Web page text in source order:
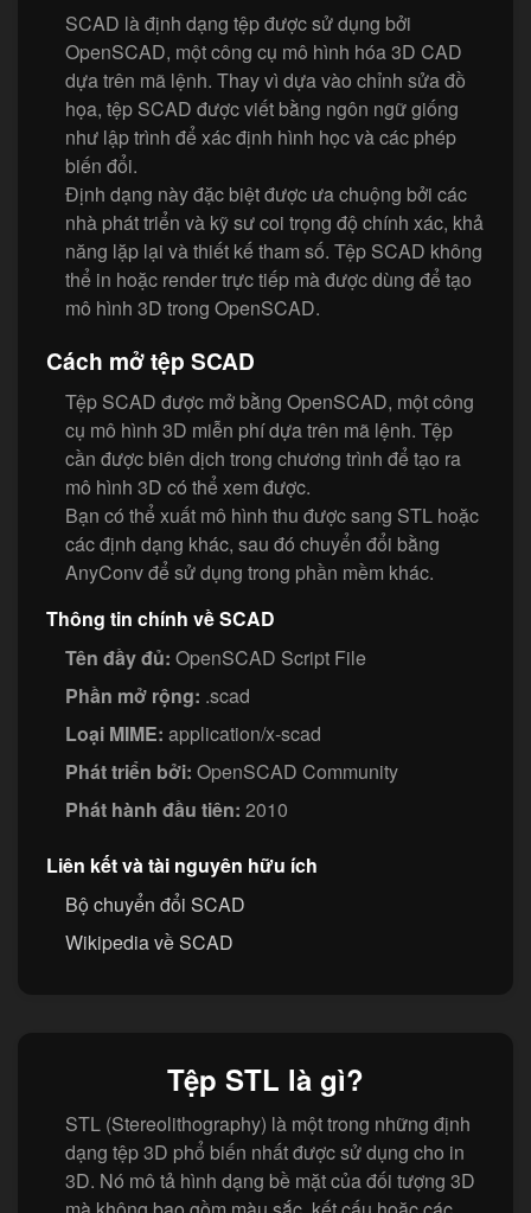
SCAD là định dạng tệp được sử dụng bởi
OpenSCAD, một công cụ mô hình hóa 3D CAD
dựa trên mã lệnh. Thay vì dựa vào chỉnh sửa đồ
họa, tệp SCAD được viết bằng ngôn ngữ giống
như lập trình để xác định hình học và các phép
biến đổi.
Định dạng này đặc biệt được ưa chuộng bởi các
nhà phát triển và kỹ sư coi trọng độ chính xác, khả
năng lặp lại và thiết kế tham số. Tệp SCAD không
thể in hoặc render trực tiếp mà được dùng để tạo
mô hình 3D trong OpenSCAD.
Cách mở tệp SCAD
Tệp SCAD được mở bằng OpenSCAD, một công
cụ mô hình 3D miễn phí dựa trên mã lệnh. Tệp
cần được biên dịch trong chương trình để tạo ra
mô hình 3D có thể xem được.
Bạn có thể xuất mô hình thu được sang STL hoặc
các định dạng khác, sau đó chuyển đổi bằng
AnyConv để sử dụng trong phần mềm khác.
Thông tin chính về SCAD
Tên đầy đủ: OpenSCAD Script File
Phần mở rộng: .scad
Loại MIME: application/x-scad
Phát triển bởi: OpenSCAD Community
Phát hành đầu tiên: 2010
Liên kết và tài nguyên hữu ích
Bộ chuyển đổi SCAD
Wikipedia về SCAD
Tệp STL là gì?
STL (Stereolithography) là một trong những định
dạng tệp 3D phổ biến nhất được sử dụng cho in
3D. Nó mô tả hình dạng bề mặt của đối tượng 3D